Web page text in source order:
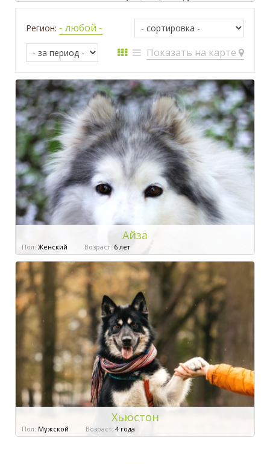
Регион: - любой -
Показать на карте
Айза
Пол: Женский Возраст: 6 лет
Хьюстон
Пол: Мужской Возраст: 4 года